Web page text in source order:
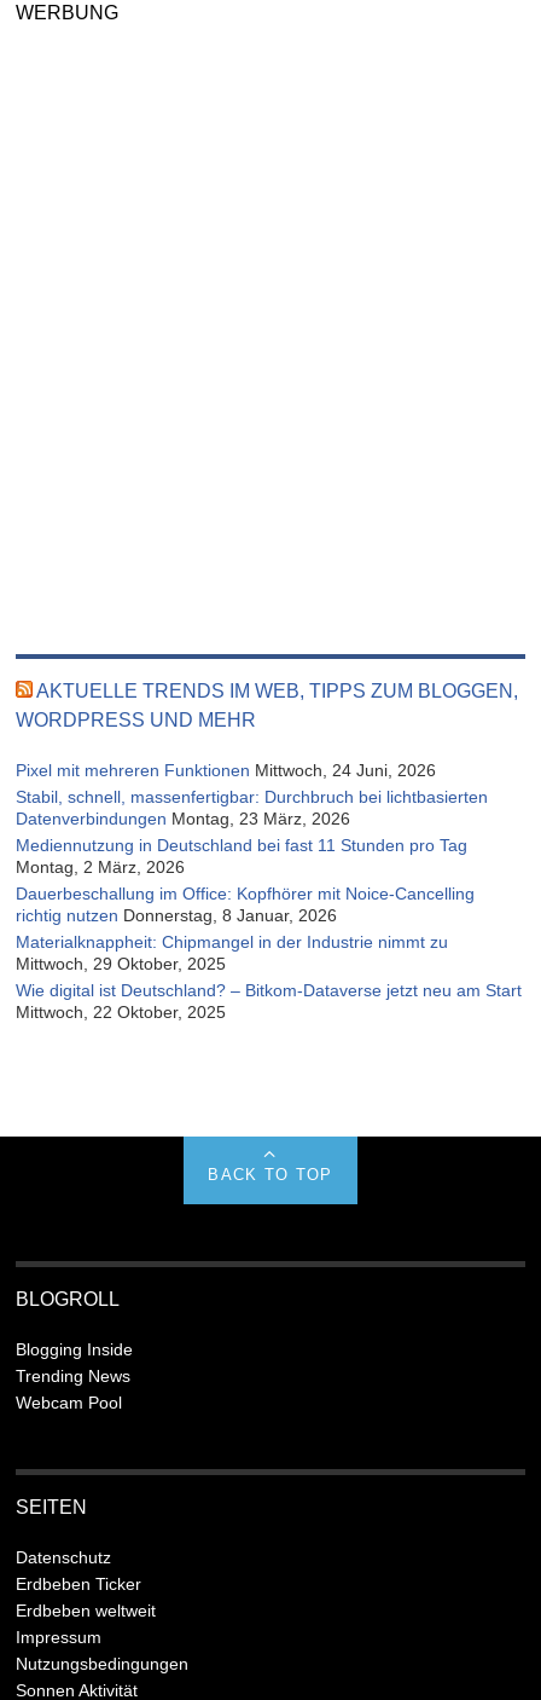
WERBUNG
AKTUELLE TRENDS IM WEB, TIPPS ZUM BLOGGEN,
WORDPRESS UND MEHR
Pixel mit mehreren Funktionen Mittwoch, 24 Juni, 2026
Stabil, schnell, massenfertigbar: Durchbruch bei lichtbasierten
Datenverbindungen Montag, 23 März, 2026
Mediennutzung in Deutschland bei fast 11 Stunden pro Tag
Montag, 2 März, 2026
Dauerbeschallung im Office: Kopfhörer mit Noice-Cancelling
richtig nutzen Donnerstag, 8 Januar, 2026
Materialknappheit: Chipmangel in der Industrie nimmt zu
Mittwoch, 29 Oktober, 2025
Wie digital ist Deutschland? – Bitkom-Dataverse jetzt neu am Start
Mittwoch, 22 Oktober, 2025
BACK TO TOP
BLOGROLL
Blogging Inside
Trending News
Webcam Pool
SEITEN
Datenschutz
Erdbeben Ticker
Erdbeben weltweit
Impressum
Nutzungsbedingungen
Sonnen Aktivität